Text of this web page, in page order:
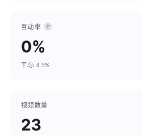
互动率 ?
0%
平均: 4.5%
视频数量
23